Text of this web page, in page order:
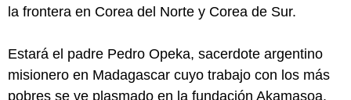
la frontera en Corea del Norte y Corea de Sur.
Estará el padre Pedro Opeka, sacerdote argentino
misionero en Madagascar cuyo trabajo con los más
pobres se ve plasmado en la fundación Akamasoa,